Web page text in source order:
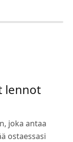
lennot
joka antaa
ostaessasi